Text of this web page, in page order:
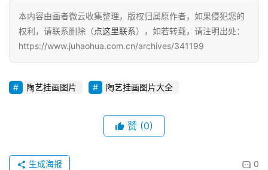
本内容由画者微云收集整理，版权归属原作者，如果侵犯您的
权利，请联系删除（点这里联系），如若转载，请注明出处：
https://www.juhaohua.com.cn/archives/341199
陶艺挂画图片 陶艺挂画图片大全
赞 (0)
0
生成海报